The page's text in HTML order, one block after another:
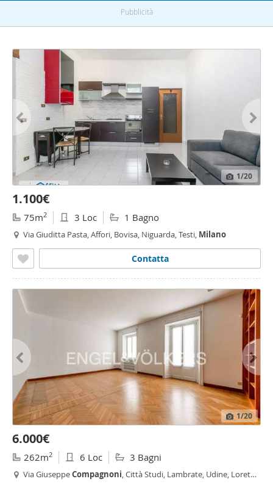
Pubblicità
1/20
1.100€
75m2 3 Loc 1 Bagno
Via Giuditta Pasta, Affori, Bovisa, Niguarda, Testi, Milano
Contatta
1/20
6.000€
262m2 6 Loc 3 Bagni
Via GiuseppeCompagnoni, Città Studi, Lambrate, Udine, Loreto,